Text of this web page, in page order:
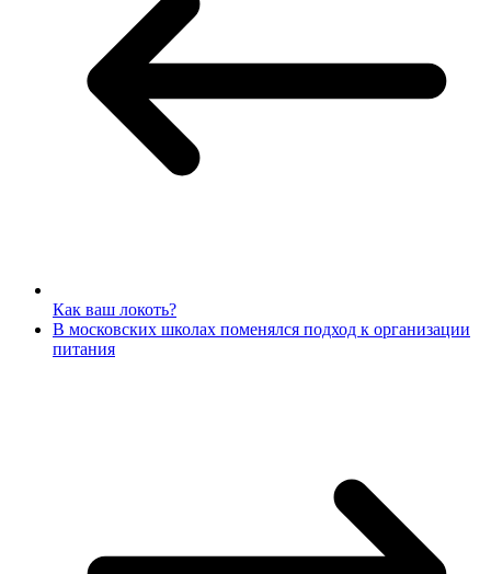
Как ваш локоть?
В московских школах поменялся подход к организации
питания